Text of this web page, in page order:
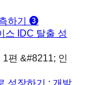
하기 ❸
스 IDC 탈출 성
편 &#8211; 인
성장하기 : 개발